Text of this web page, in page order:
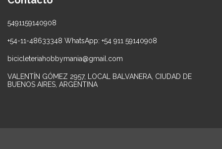
5491159140908
+54-11-48633348 WhatsApp: +54 911 59140908
bicicleteriahobbymania@gmail.com
VALENTÍN GÓMEZ 2957, LOCAL BALVANERA, CIUDAD DE
BUENOS AIRES, ARGENTINA